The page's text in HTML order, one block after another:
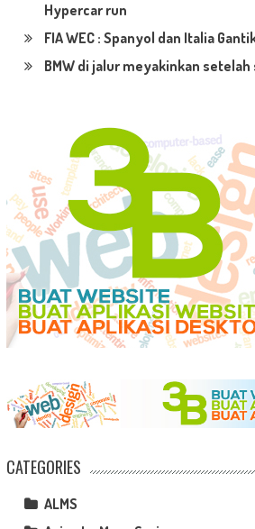
Hypercar run
FIA WEC : Spanyol dan Italia
BMW di jalur meyakinkan setelah
CATEGORIES
ALMS